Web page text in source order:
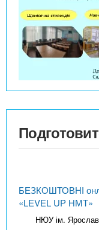
БЕЗКОШТОВНІ
«LEVEL UP НМТ»
НЮУ ім.